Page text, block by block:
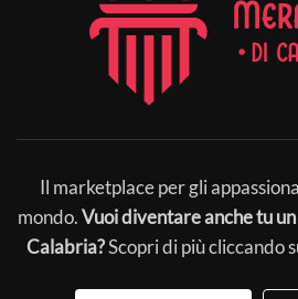
Il marketplace per gli
mondo.Vuoi diventare anche tu
Calabria?Scopri di più cliccando